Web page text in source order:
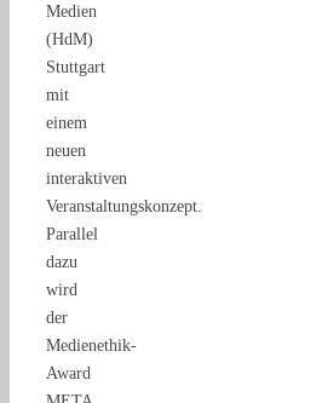
Medien
(HdM)
Stuttgart
mit
einem
neuen
interaktiven
Veranstaltungskonzept.
Parallel
dazu
wird
der
Medienethik-
Award